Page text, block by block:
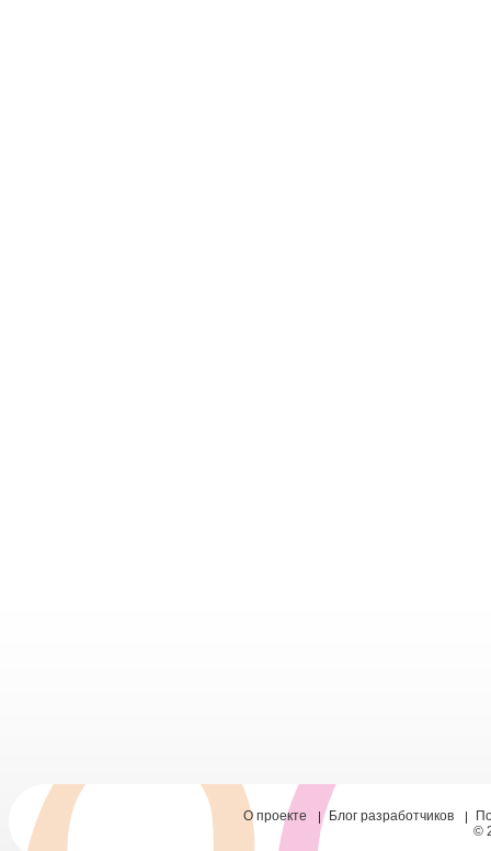
О проекте Блог разработчиков
©